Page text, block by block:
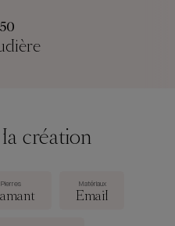
création
Pierres Matériaux
Email